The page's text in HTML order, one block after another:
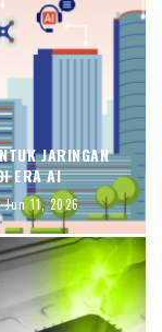
JARINGAN
ERA AI
Jun 11, 2026